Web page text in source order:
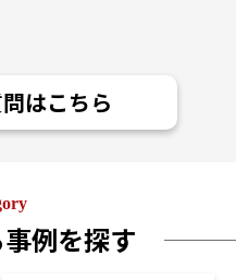
はこちら
例を探す